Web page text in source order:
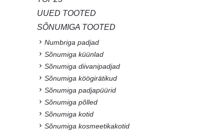
UUED TOOTED
SÕNUMIGA TOOTED
Numbriga padjad
Sõnumiga küünlad
Sõnumiga diivanipadjad
Sõnumiga köögirätikud
Sõnumiga padjapüürid
Sõnumiga põlled
Sõnumiga kotid
Sõnumiga kosmeetikakotid